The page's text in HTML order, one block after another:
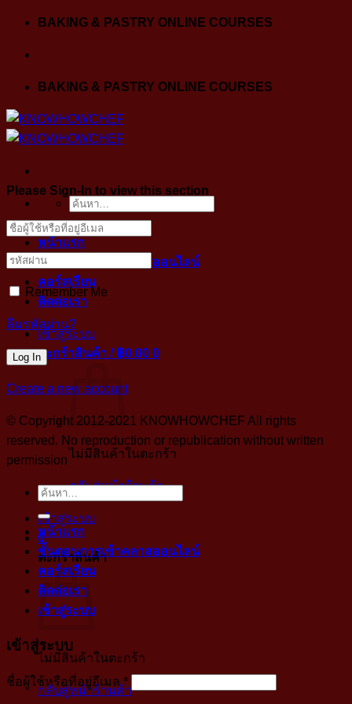
Skip
content
BAKING & PASTRY ONLINE COURSES
BAKING & PASTRY ONLINE COURSES
ค้นหา:
หน้าแรก
ขั้นตอนการเข้าคลาสออนไลน์
คอร์สเรียน
ติดต่อเรา
เข้าสู่ระบบ
ตะกร้าสินค้า / ฿0.00 0
ไม่มีสินค้าในตะกร้า
กลับสู่หน้าร้านค้า
เข้าสู่ระบบ
0
ตะกร้าสินค้า
ไม่มีสินค้าในตะกร้า
กลับสู่หน้าร้านค้า
Please Sign-In to view this section
Remember Me
ลืมรหัสผ่าน?
Create a new account
© Copyright 2012-2021 KNOWHOWCHEF All rights
reserved. No reproduction or republication without written
permission
ค้นหา:
หน้าแรก
ขั้นตอนการเข้าคลาสออนไลน์
คอร์สเรียน
ติดต่อเรา
เข้าสู่ระบบ
เข้าสู่ระบบ
ชื่อผู้ใช้หรือที่อยู่อีเมล*บังคับ
กรอก